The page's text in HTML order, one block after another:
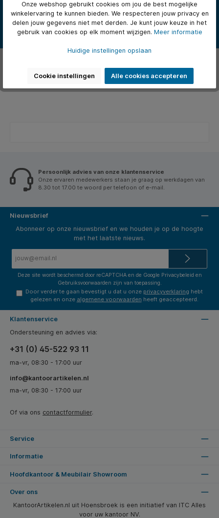
Beschrijving
Onze tweepersoons studententafel model 3420 met een
melaminehars gecoat tafelblad is verkrijgbaar in verschillende
uitvoerin…
Beoordelingen
Persoonlijk advies van onze klantenservice
Onze ervaren medewerkers staan je graag op werkdagen van
8.30 tot 17.00 te woord per telefoon of e-mail.
Nieuwsbrief
Abonneer op onze nieuwsbrief en we houden je op de hoogte
met het laatste nieuws.
Deze site wordt beschermd door reCAPTCHA en de Google Privacybeleid en
Gebruiksvoorwaarden zijn van toepassing.
Door verder te gaan bevestigt u dat u onze privacyverklaring hebt
gelezen en onze algemene voorwaarden heeft geaccepteerd.
Klantenservice
Ondersteuning en advies via:
+31 (0) 45-522 93 11
ma-vr, 08:30 - 17:00 uur
info@kantoorartikelen.nl
ma-vr, 08:30 - 17:00 uur
Of via ons contactformulier.
Service
Informatie
Hoofdkantoor & Meubilair Showroom
Over ons
KantoorArtikelen.nl uit Hoensbroek is een initiatief van ITC Alles
voor uw kantoor NV.
Onze webshop gebruikt cookies om jou de best mogelijke
winkelervaring te kunnen bieden. We respecteren jouw privacy en
delen jouw gegevens niet met derden. Je kunt jouw keuze in het
gebruik van cookies op elk moment wijzigen. Meer informatie
Huidige instellingen opslaan
Cookie instellingen Alle cookies accepteren